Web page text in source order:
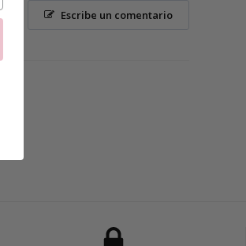
Escribe un comentario